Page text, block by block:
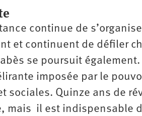
continue de
et continuent de défiler
se poursuit
imposée par le
sociales. Quinze ans de
mais il est indispensable